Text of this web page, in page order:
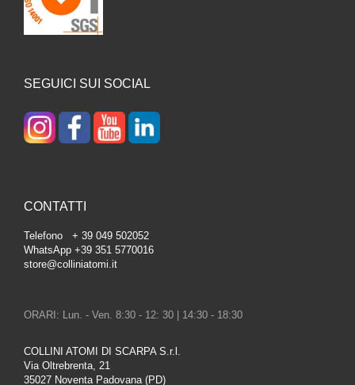
SEGUICI SUI SOCIAL
CONTATTI
Telefono + 39 049 502052
WhatsApp +39 351 5770016
store@colliniatomi.it
ORARI: Lun. - Ven. 8:30 - 12: 30 | 14:30 - 18:30
COLLINI ATOMI DI SCARPA S.r.l.
Via Oltrebrenta, 21
35027 Noventa Padovana (PD)